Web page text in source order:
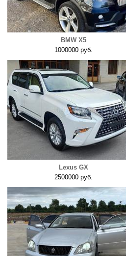
BMW X5
1000000 руб.
Lexus GX
2500000 руб.